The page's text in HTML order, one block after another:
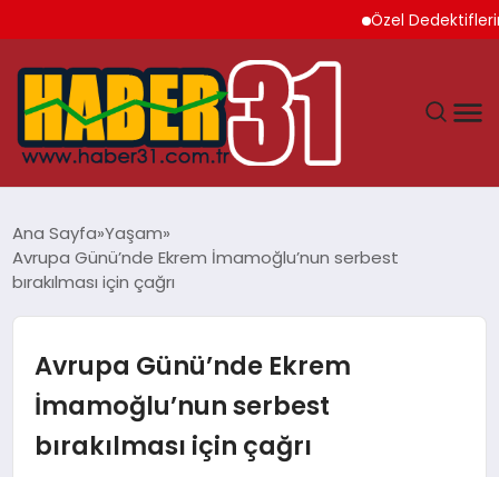
Özel Dedektiflerin
HATAY
EKONOMI
GÜNDEM
Ana Sayfa Yaşam
Avrupa Günü’nde Ekrem İmamoğlu’nun serbest
bırakılması için çağrı
Avrupa Günü’nde Ekrem
İmamoğlu’nun serbest
bırakılması için çağrı